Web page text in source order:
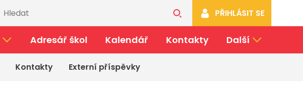
PŘIHLÁSIT SE
Adresář škol Kalendář Kontakty Další
Kontakty Externí příspěvky